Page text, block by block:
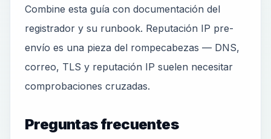
Combine esta guía con documentación del
registrador y su runbook. Reputación IP pre-
envío es una pieza del rompecabezas — DNS,
correo, TLS y reputación IP suelen necesitar
comprobaciones cruzadas.
Preguntas frecuentes